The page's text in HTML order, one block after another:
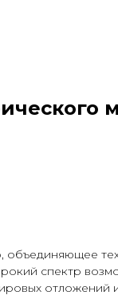
объединяющее
спектр
отложений